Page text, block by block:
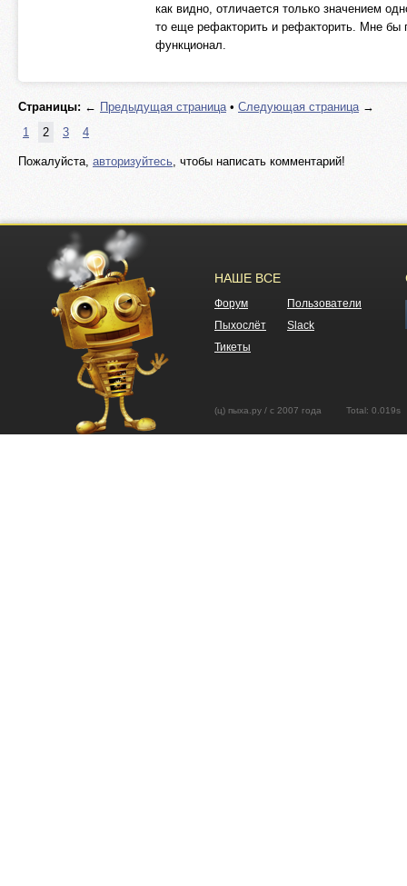
как видно, отличается только значением
то еще рефакторить и рефакторить. Мне бы
функционал.
Страницы: ← Предыдущая страница• Следующая страница→
1
2 3 4
Пожалуйста, авторизуйтесь, чтобы написать комментарий!
НАШЕ ВСЕ
Форум
Пользователи
Пыхослёт
Slack
Тикеты
(ц) пыха.ру / с 2007 года Total: